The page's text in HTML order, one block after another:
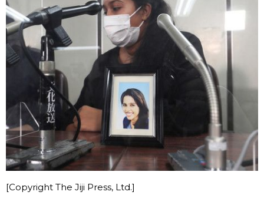
[Copyright The Jiji Press, Ltd.]